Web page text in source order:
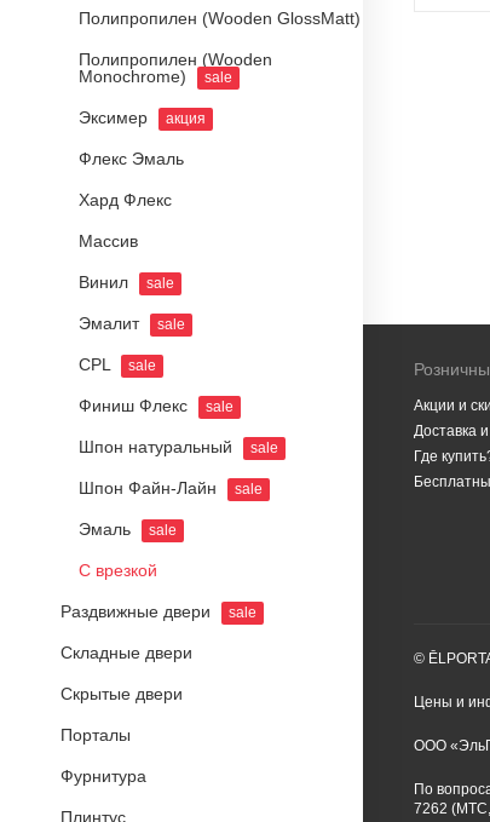
Полипропилен (Wooden GlossMatt)
Полипропилен (Wooden
Monochrome)
sale
Эксимер акция
Флекс Эмаль
Хард Флекс
Массив
Винил sale
Эмалит sale
CPL sale
Финиш Флекс sale
Шпон натуральный sale
Шпон Файн-Лайн sale
Эмаль sale
С врезкой
Раздвижные двери sale
Складные двери
Скрытые двери
Порталы
Фурнитура
Плинтус
Акции и
Доставка
Где
©
Цены и
ООО
По
7262